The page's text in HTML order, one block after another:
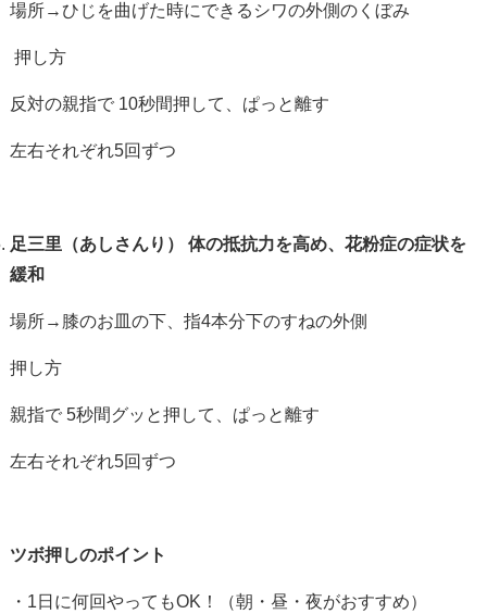
場所→ひじを曲げた時にできるシワの外側のくぼみ
押し方
反対の親指で10秒間押して、ぱっと離す
左右それぞれ5回ずつ
足三里（あしさんり）
体の抵抗力を高め、花粉症の症状を
緩和
場所→膝のお皿の下、指4本分下のすねの外側
押し方
親指で5秒間グッと押して、ぱっと離す
左右それぞれ5回ずつ
ツボ押しのポイント
・ 1 日に何回やってもOK ！（朝・昼・夜がおすすめ）